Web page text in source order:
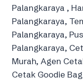
Palangkaraya ,
Palangkaraya,
Palangkaraya,
Palangkaraya,
Murah, Agen
Cetak Goodie